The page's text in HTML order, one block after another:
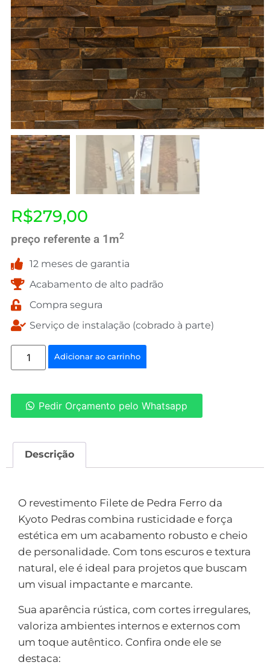
R$279,00
preço referente a 1m2
12 meses de garantia
Acabamento de alto padrão
Compra segura
Serviço de instalação (cobrado à parte)
Adicionar ao carrinho
Pedir Orçamento pelo Whatsapp
Descrição
O revestimento Filete de Pedra Ferro da
Kyoto Pedras combina rusticidade e força
estética em um acabamento robusto e cheio
de personalidade. Com tons escuros e textura
natural, ele é ideal para projetos que buscam
um visual impactante e marcante.
Sua aparência rústica, com cortes irregulares,
valoriza ambientes internos e externos com
um toque autêntico. Confira onde ele se
destaca: